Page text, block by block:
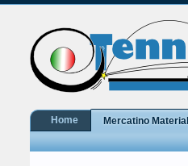
Home Mercatino